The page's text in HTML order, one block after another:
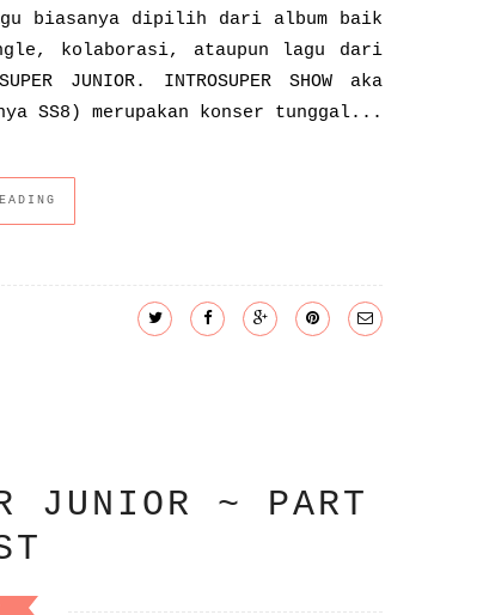
biasanya dipilih dari album baik
kolaborasi, ataupun lagu dari
JUNIOR. INTROSUPER SHOW aka
SS8) merupakan konser tunggal...
JUNIOR ~ PART